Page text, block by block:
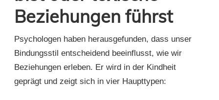
Beziehungen führst
Psychologen haben herausgefunden, dass unser
Bindungsstil entscheidend beeinflusst, wie wir
Beziehungen erleben. Er wird in der Kindheit
geprägt und zeigt sich in vier Haupttypen: